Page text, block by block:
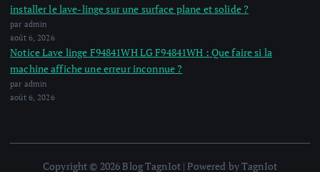
installer le lave-linge sur une surface plane et solide ?
par admin
août 6, 2026
Notice Lave linge F94841WH LG F94841WH : Que faire si la
machine affiche une erreur inconnue ?
par admin
août 6, 2026
Copyright © 2026 Blog TagnIot | Powered by TagnIot